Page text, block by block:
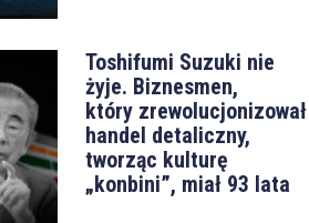
Toshifumi Suzuki nie
żyje. Biznesmen,
który zrewolucjonizował
handel detaliczny,
tworząc kulturę
„konbini”, miał 93 lata